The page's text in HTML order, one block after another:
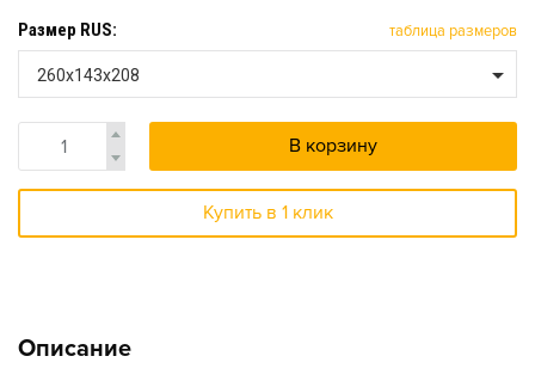
Размер RUS: таблица размеров
260x143x208
В корзину
Купить в 1 клик
Описание